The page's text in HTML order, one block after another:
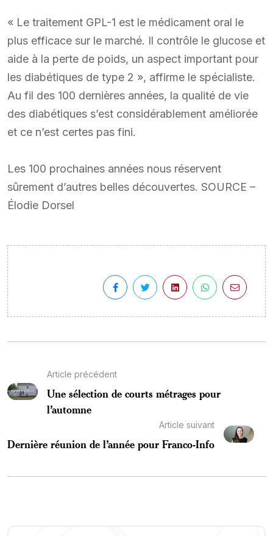
« Le traitement GPL-1 est le médicament oral le
plus efficace sur le marché. Il contrôle le glucose et
aide à la perte de poids, un aspect important pour
les diabétiques de type 2 », affirme le spécialiste.
Au fil des 100 dernières années, la qualité de vie
des diabétiques s’est considérablement améliorée
et ce n’est certes pas fini.
Les 100 prochaines années nous réservent
sûrement d’autres belles découvertes. SOURCE –
Élodie Dorsel
Article précédent
Une sélection de courts métrages pour
l’automne
Article suivant
Dernière réunion de l’année pour Franco-Info